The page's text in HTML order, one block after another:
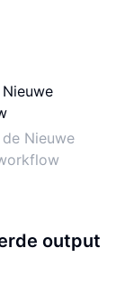
Nieuwe
output